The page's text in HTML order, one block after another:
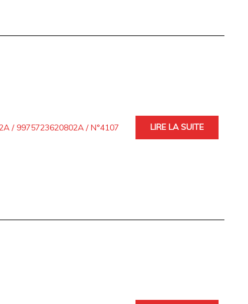
/ 9975723620802A / N°4107 LIRE LA SUITE